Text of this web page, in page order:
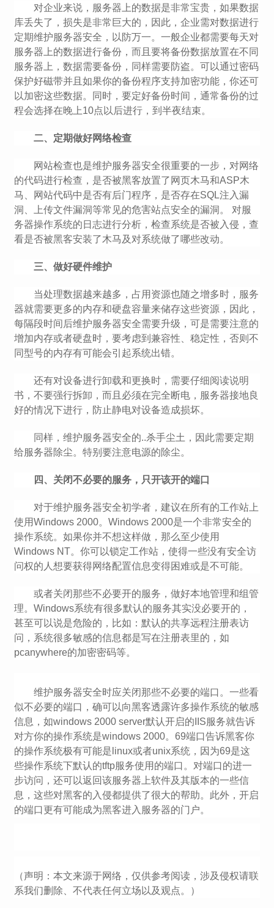
对企业来说，服务器上的数据是非常宝贵，如果数据
库丢失了，损失是非常巨大的，因此，企业需对数据进行
定期维护服务器安全，以防万一。一般企业都需要每天对
服务器上的数据进行备份，而且要将备份数据放置在不同
服务器上，数据需要备份，同样需要防盗。可以通过密码
保护好磁带并且如果你的备份程序支持加密功能，你还可
以加密这些数据。同时，要定好备份时间，通常备份的过
程会选择在晚上10点以后进行，到半夜结束。
二、定期做好网络检查
网站检查也是维护服务器安全很重要的一步，对网络
的代码进行检查，是否被黑客放置了网页木马和ASP木
马、网站代码中是否有后门程序，是否存在SQL注入漏
洞、上传文件漏洞等常见的危害站点安全的漏洞。 对服
务器操作系统的日志进行分析，检查系统是否被入侵，查
看是否被黑客安装了木马及对系统做了哪些改动。
三、做好硬件维护
当处理数据越来越多，占用资源也随之增多时，服务
器就需要更多的内存和硬盘容量来储存这些资源，因此，
每隔段时间后维护服务器安全需要升级，可是需要注意的
增加内存或者硬盘时，要考虑到兼容性、稳定性，否则不
同型号的内存有可能会引起系统出错。
还有对设备进行卸载和更换时，需要仔细阅读说明
书，不要强行拆卸，而且必须在完全断电，服务器接地良
好的情况下进行，防止静电对设备造成损坏。
同样，维护服务器安全的..杀手尘土，因此需要定期
给服务器除尘。特别要注意电源的除尘。
四、关闭不必要的服务，只开该开的端口
对于维护服务器安全初学者，建议在所有的工作站上
使用Windows 2000。Windows 2000是一个非常安全的
操作系统。如果你并不想这样做，那么至少使用
Windows NT。你可以锁定工作站，使得一些没有安全访
问权的人想要获得网络配置信息变得困难或是不可能。
或者关闭那些不必要开的服务，做好本地管理和组管
理。Windows系统有很多默认的服务其实没必要开的，
甚至可以说是危险的，比如：默认的共享远程注册表访
问，系统很多敏感的信息都是写在注册表里的，如
pcanywhere的加密密码等。
维护服务器安全时应关闭那些不必要的端口。一些看
似不必要的端口，确可以向黑客透露许多操作系统的敏感
信息，如windows 2000 server默认开启的IIS服务就告诉
对方你的操作系统是windows 2000。69端口告诉黑客你
的操作系统极有可能是linux或者unix系统，因为69是这
些操作系统下默认的tftp服务使用的端口。对端口的进一
步访问，还可以返回该服务器上软件及其版本的一些信
息，这些对黑客的入侵都提供了很大的帮助。此外，开启
的端口更有可能成为黑客进入服务器的门户。
（声明：本文来源于网络，仅供参考阅读，涉及侵权请联
系我们删除、不代表任何立场以及观点。）